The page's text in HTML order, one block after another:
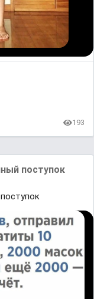
193
поступок